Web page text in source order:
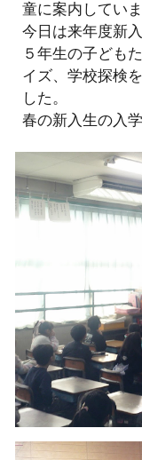
童に案内していま
今日は来年度新
５年生の子ども
イズ、学校探検
した。
春の新入生の入